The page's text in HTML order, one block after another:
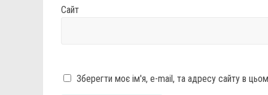
Сайт
Зберегти моє ім'я, e-mail, та адресу сайту в